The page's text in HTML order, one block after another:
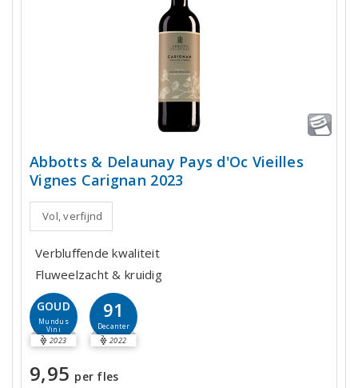
Abbotts & Delaunay Pays d'Oc Vieilles
Vignes Carignan 2023
Vol, verfijnd
Verbluffende kwaliteit
Fluweelzacht & kruidig
GOUD
Mundus
Vini
2023
91
Decanter
2022
9,95 per fles